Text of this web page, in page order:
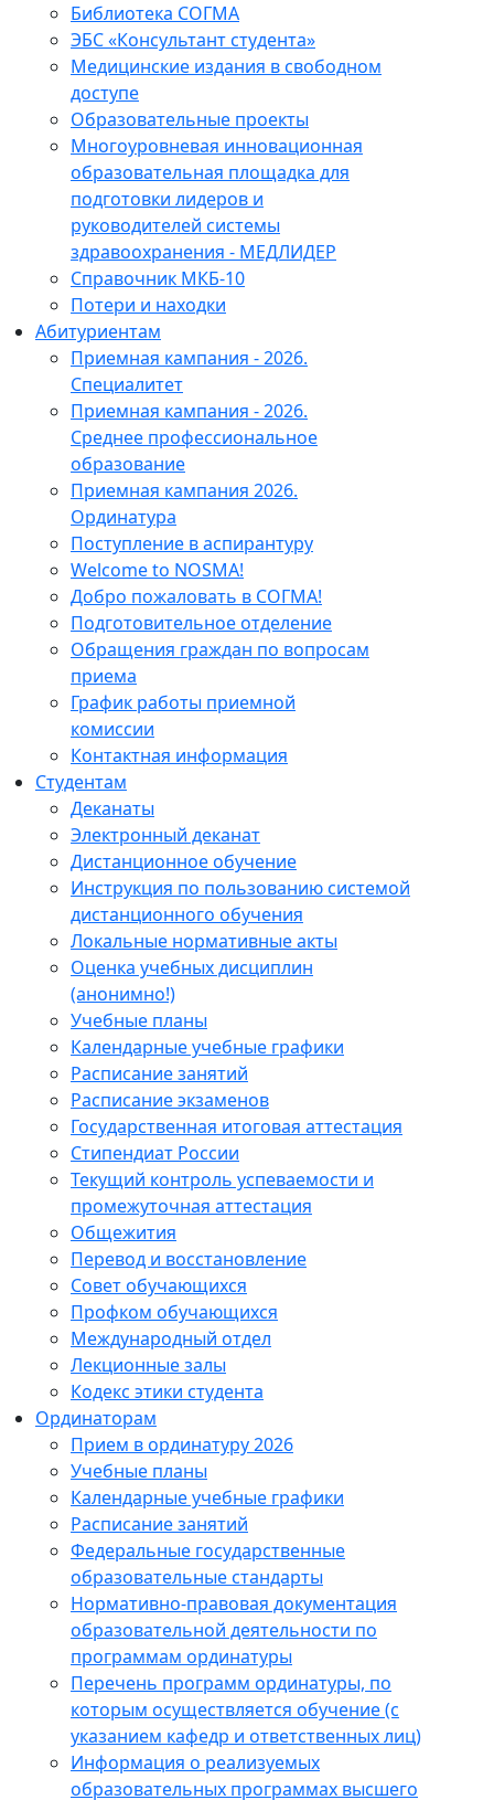
Библиотека СОГМА
ЭБС «Консультант студента»
Медицинские издания в свободном
доступе
Образовательные проекты
Многоуровневая инновационная
образовательная площадка для
подготовки лидеров и
руководителей системы
здравоохранения - МЕДЛИДЕР
Справочник МКБ-10
Потери и находки
Абитуриентам
Приемная кампания - 2026.
Специалитет
Приемная кампания - 2026.
Среднее профессиональное
образование
Приемная кампания 2026.
Ординатура
Поступление в аспирантуру
Welcome to NOSMA!
Добро пожаловать в СОГМА!
Подготовительное отделение
Обращения граждан по вопросам
приема
График работы приемной
комиссии
Контактная информация
Студентам
Деканаты
Электронный деканат
Дистанционное обучение
Инструкция по пользованию системой
дистанционного обучения
Локальные нормативные акты
Оценка учебных дисциплин
(анонимно!)
Учебные планы
Календарные учебные графики
Расписание занятий
Расписание экзаменов
Государственная итоговая аттестация
Стипендиат России
Текущий контроль успеваемости и
промежуточная аттестация
Общежития
Перевод и восстановление
Совет обучающихся
Профком обучающихся
Международный отдел
Лекционные залы
Кодекс этики студента
Ординаторам
Прием в ординатуру 2026
Учебные планы
Календарные учебные графики
Расписание занятий
Федеральные государственные
образовательные стандарты
Нормативно-правовая документация
образовательной деятельности по
программам ординатуры
Перечень программ ординатуры, по
которым осуществляется обучение (с
указанием кафедр и ответственных лиц)
Информация о реализуемых
образовательных программах высшего